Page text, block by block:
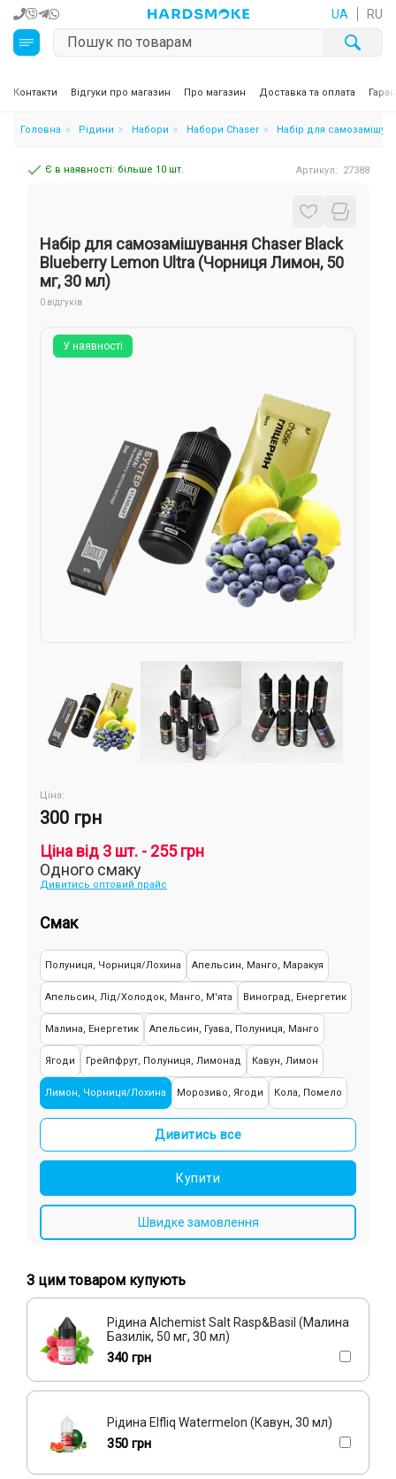
UA RU
Кальяни
Тютюн для кальяну та кальянні суміші
Вугілля для кальяну
Аксесуари для кальяну
Електронні сигарети (POD)
Комплектуючі для POD
Знижки та опт
Контакти Відгуки про магазин Про магазин Доставка та оплата
Головна Рідини Набори Набори Chaser Набір для
Є в наявності: більше 10 шт. Артикул: 27388
Набір для самозамішування Chaser Black
Blueberry Lemon Ultra (Чорниця Лимон, 50
мг, 30 мл)
0 відгуків
У наявності
Ціна:
300 грн
Ціна від 3 шт. - 255 грн
Одного смаку
Дивитись оптовий прайс
Смак
Полуниця, Чорниця/Лохина Апельсин, Манго, Маракуя
Апельсин, Лід/Холодок, Манго, М'ята Виноград, Енергетик
Малина, Енергетик Апельсин, Гуава, Полуниця, Манго
Ягоди Грейпфрут, Полуниця, Лимонад Кавун, Лимон
Лимон, Чорниця/Лохина Морозиво, Ягоди Кола, Помело
Вишня/Черешня, Малина, Смородина Малина
Лимон, Малина, Чорниця/Лохина, Яблуко
Кавун, Вишня/Черешня Роза, Смородина Суниця
Жасмин, Малина, Чай Лід/Холодок
Жуйка (фруктова), Чорниця/Лохина
Апельсин, Персик, Ягоди
Дивитись все
Купити
Швидке замовлення
З цим товаром купують
Рідина Alchemist Salt Rasp&Basil (Малина
Базилік, 50 мг, 30 мл)
340 грн
Рідина Elfliq Watermelon (Кавун, 30 мл)
350 грн